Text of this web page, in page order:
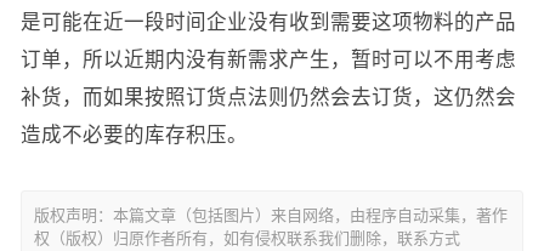
是可能在近一段时间企业没有收到需要这项物料的产品
订单，所以近期内没有新需求产生，暂时可以不用考虑
补货，而如果按照订货点法则仍然会去订货，这仍然会
造成不必要的库存积压。
版权声明：本篇文章（包括图片）来自网络，由程序自动采集，著作
权（版权）归原作者所有，如有侵权联系我们删除，联系方式